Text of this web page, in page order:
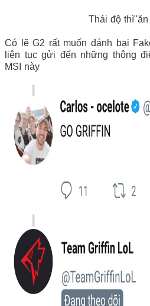
Thái độ thì"ăn
Có lẽ G2 rất muốn đánh bại
liên tục gửi đến những thông
MSI này